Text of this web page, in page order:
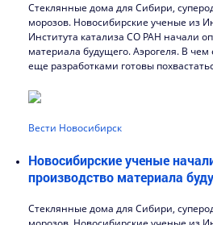
Стеклянные дома для Сибири,
морозов. Новосибирские ученые из
Института катализа СО РАН начали
материала будущего. Аэрогеля. В
еще разработками готовы
Вести Новосибирск
Новосибирские ученые
производство материала
Стеклянные дома для Сибири,